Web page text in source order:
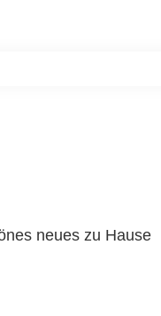
neues zu Hause